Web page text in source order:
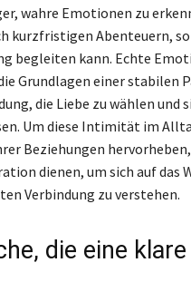
wahre Emotionen zu
kurzfristigen Abenteuern,
begleiten kann. Echte
Grundlagen einer stabilen
die Liebe zu wählen
Um diese Intimität im
Beziehungen
dienen, um sich auf das
Verbindung zu verstehen.
die eine